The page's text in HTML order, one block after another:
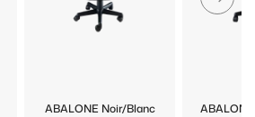
ABALONE Noir/Blanc